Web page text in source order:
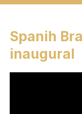
Spanih
inaugural